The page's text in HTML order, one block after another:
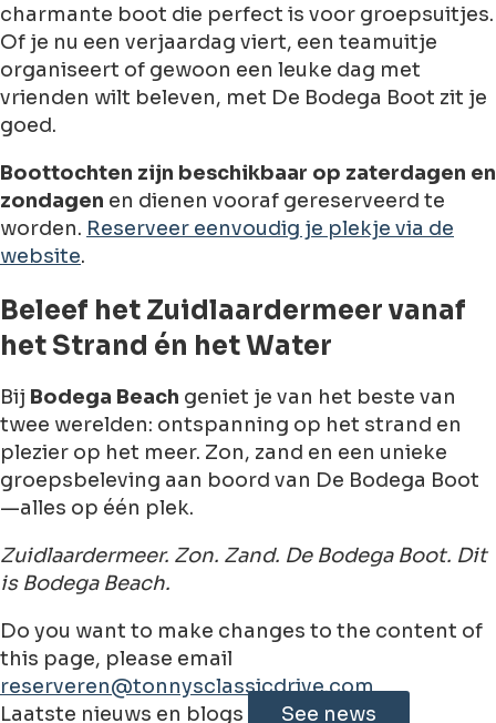
charmante boot die perfect is voor groepsuitjes.
Of je nu een verjaardag viert, een teamuitje
organiseert of gewoon een leuke dag met
vrienden wilt beleven, met De Bodega Boot zit je
goed.
Boottochten zijn beschikbaar op zaterdagen en
zondagen en dienen vooraf gereserveerd te
worden. Reserveer eenvoudig je plekje via de
website.
Beleef het Zuidlaardermeer vanaf
het Strand én het Water
Bij Bodega Beach geniet je van het beste van
twee werelden: ontspanning op het strand en
plezier op het meer. Zon, zand en een unieke
groepsbeleving aan boord van De Bodega Boot
—alles op één plek.
Zuidlaardermeer. Zon. Zand. De Bodega Boot. Dit
is Bodega Beach.
Do you want to make changes to the content of
this page, please email
reserveren@tonnysclassicdrive.com
Leaflet | ©JawgMaps©OpenStreetMapcontributorss
Laatste nieuws en blogs See news